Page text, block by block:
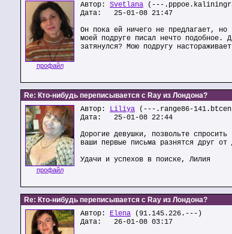
профайл
Автор: Svetlana (---
Дата: 25-01-08 21:47
Он пока ей ничего не предлагает,
моей подруге писал нечто
затянулся? Мою подругу
Re: Кто-нибудь переписывается с Ray из Лондона?
профайл
Автор: Liliya (---.range86-
Дата: 25-01-08 22:44
Дорогие девушки, позвольте
ваши первые письма разнятся друг
Удачи и успехов в поиске, Лилия
Re: Кто-нибудь переписывается с Ray из Лондона?
Автор: Elena (91.145.226.---)
Дата: 26-01-08 03:17